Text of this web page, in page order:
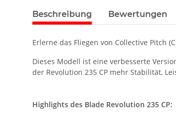
Beschreibung Bewertungen
Erlerne das Fliegen von Collective Pitch
Dieses Modell ist eine verbesserte
der Revolution 235 CP mehr Stabilität,
Highlights des Blade Revolution 235 CP: